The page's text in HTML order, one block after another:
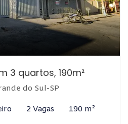
3 quartos, 190m²
do Sul-SP
2 Vagas 190 m²